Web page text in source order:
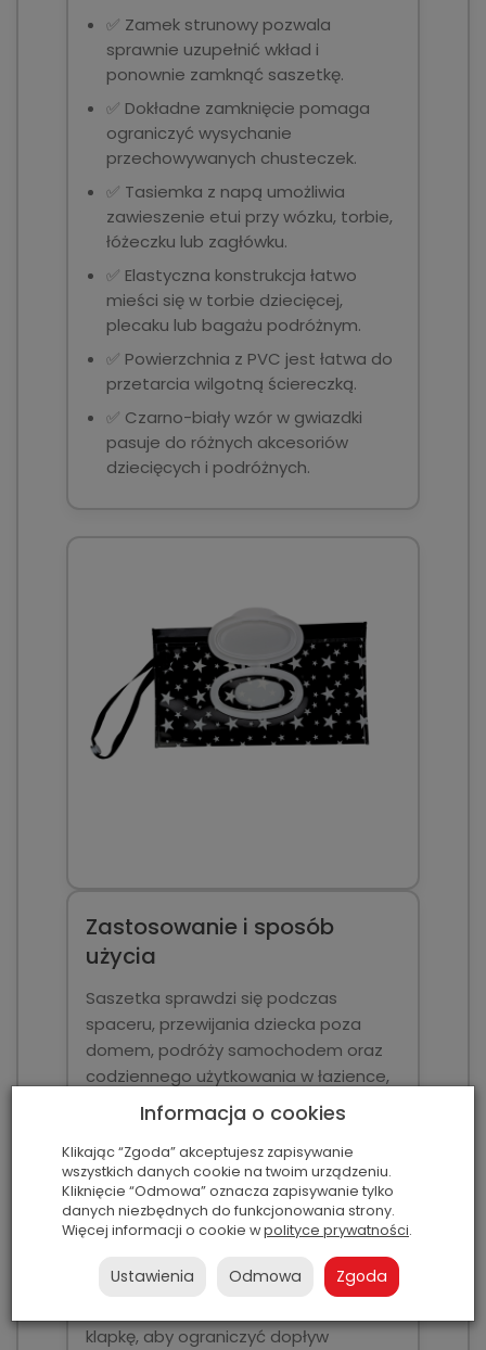
✅ Zamek strunowy pozwala
sprawnie uzupełnić wkład i
ponownie zamknąć saszetkę.
✅ Dokładne zamknięcie pomaga
ograniczyć wysychanie
przechowywanych chusteczek.
✅ Tasiemka z napą umożliwia
zawieszenie etui przy wózku, torbie,
łóżeczku lub zagłówku.
✅ Elastyczna konstrukcja łatwo
mieści się w torbie dziecięcej,
plecaku lub bagażu podróżnym.
✅ Powierzchnia z PVC jest łatwa do
przetarcia wilgotną ściereczką.
✅ Czarno-biały wzór w gwiazdki
pasuje do różnych akcesoriów
dziecięcych i podróżnych.
Zastosowanie i sposób
użycia
Saszetka sprawdzi się podczas
spaceru, przewijania dziecka poza
domem, podróży samochodem oraz
codziennego użytkowania w łazience,
sypialni lub przy przewijaku.
Otwórz zamek strunowy i włóż do
środka miękkie opakowanie
chusteczek albo potrzebną liczbę
chusteczek bez opakowania.
Następnie dokładnie zamknij etui.
Przeprowadź pierwszą chusteczkę
przez otwór pod plastikowym
klapkę, aby ograniczyć dopływ
Informacja o cookies
Klikając “Zgoda” akceptujesz zapisywanie
wszystkich danych cookie na twoim urządzeniu.
Kliknięcie “Odmowa” oznacza zapisywanie tylko
danych niezbędnych do funkcjonowania strony.
Więcej informacji o cookie wpolityce prywatności.
Ustawienia Odmowa Zgoda